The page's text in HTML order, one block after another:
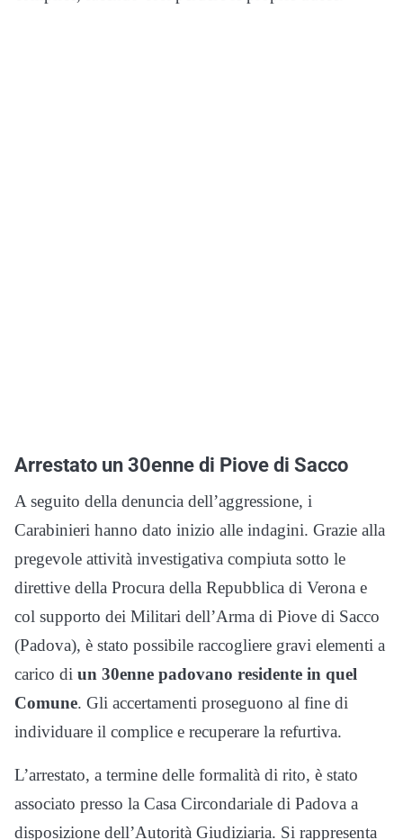
Arrestato un 30enne di Piove di Sacco
A seguito della denuncia dell’aggressione, i
Carabinieri hanno dato inizio alle indagini. Grazie alla
pregevole attività investigativa compiuta sotto le
direttive della Procura della Repubblica di Verona e
col supporto dei Militari dell’Arma di Piove di Sacco
(Padova), è stato possibile raccogliere gravi elementi a
carico di un 30enne padovano residente in quel
Comune. Gli accertamenti proseguono al fine di
individuare il complice e recuperare la refurtiva.
L’arrestato, a termine delle formalità di rito, è stato
associato presso la Casa Circondariale di Padova a
disposizione dell’Autorità Giudiziaria. Si rappresenta